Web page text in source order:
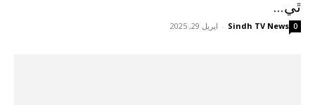
ٿي...
Sindh TV News
- اپريل 29, 2025 0